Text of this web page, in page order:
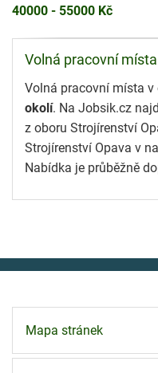
40000 - 55000 Kč
Volná pracovní
Volná pracovní místa v
okolí. Na Jobsik.cz
z oboru Strojírenství
Strojírenství Opava v
Nabídka je průběžně
Mapa stránek